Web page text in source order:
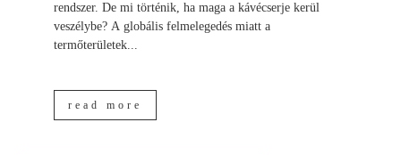
rendszer. De mi történik, ha maga a kávécserje kerül
veszélybe? A globális felmelegedés miatt a
termőterületek...
read more